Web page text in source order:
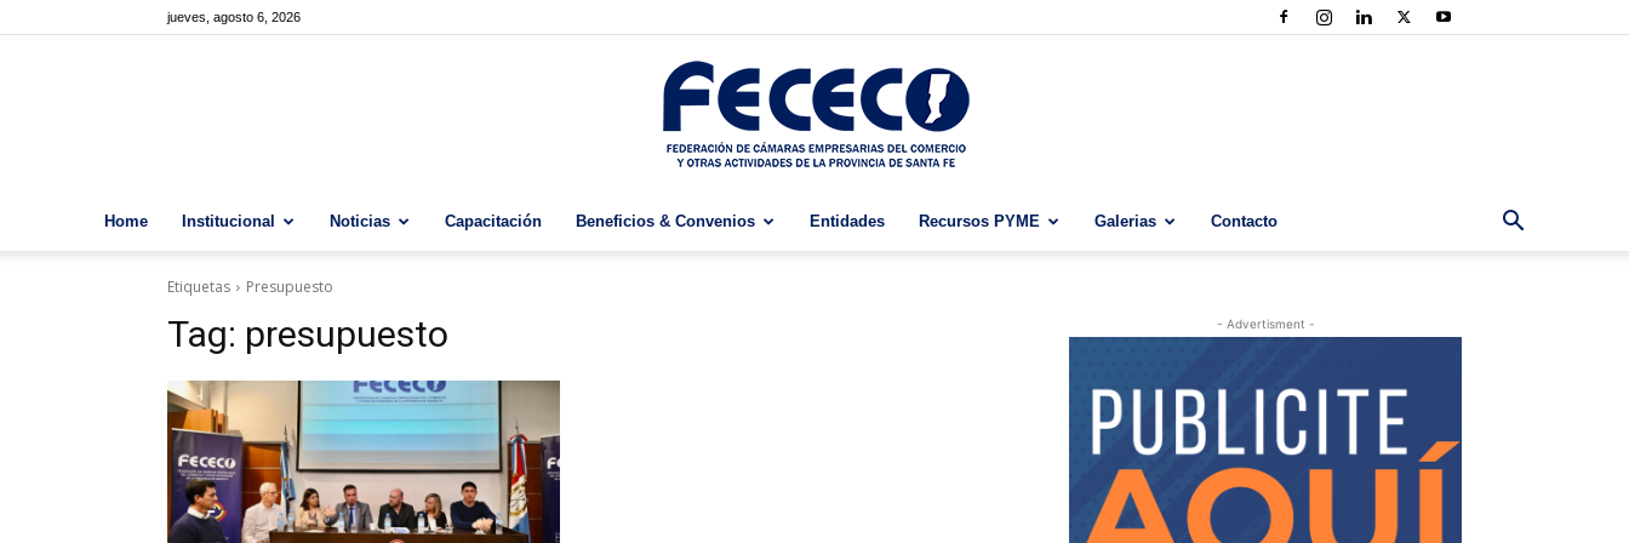
jueves, agosto 6, 2026
Home Institucional Noticias Capacitación Beneficios & Convenios Entidades Recursos PYME Galerias Contacto
Etiquetas Presupuesto
Tag: presupuesto - Advertisment -